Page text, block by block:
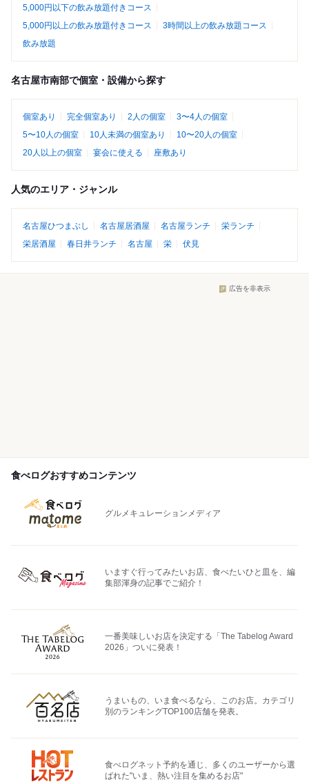
5,000円以下の飲み放題付きコース
5,000円以上の飲み放題付きコース
3時間以上の飲み放題コース
飲み放題
名古屋市南部で個室・設備から探す
個室あり 完全個室あり 2人の個室
3〜4人の個室
5〜10人の個室
10人未満の個室あり
10〜20人の個室
20人以上の個室
宴会に使える 座敷あり
人気のエリア・ジャンル
名古屋ひつまぶし 名古屋居酒屋 名古屋ランチ
栄ランチ
栄居酒屋
春日井ランチ 名古屋 栄 伏見
広告を非表示
食べログおすすめコンテンツ
グルメキュレーションメディア
いますぐ行ってみたいお店、食べたいひと皿を、編
集部渾身の記事でご紹介！
一番美味しいお店を決定する「The Tabelog Award
2026」ついに発表！
うまいもの、いま食べるなら、このお店。カテゴリ
別のランキングTOP100店舗を発表。
食べログネット予約を通じ、多くのユーザーから選
ばれた"いま、熱い注目を集めるお店"